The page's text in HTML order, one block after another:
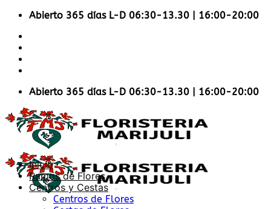
Saltar
contenido
Abierto 365 días L-D 06:30-13.30 | 16:00-20:00
Abierto 365 días L-D 06:30-13.30 | 16:00-20:00
Inicio
Ramos de Flores
Centros y Cestas
Centros de Flores